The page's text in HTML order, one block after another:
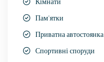
Пам'ятки
Приватна автостоянка
Спортивні споруди